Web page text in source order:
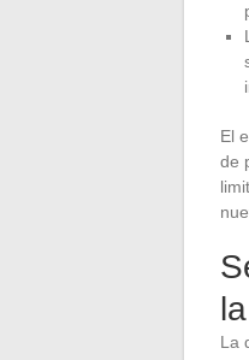
El
de
La